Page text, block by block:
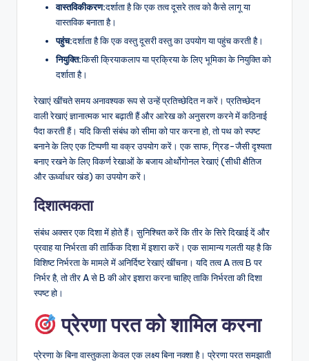
वास्तविकीकरण:दर्शाता है कि एक तत्व दूसरे तत्व को कैसे लागू या
वास्तविक बनाता है।
पहुंच:दर्शाता है कि एक वस्तु दूसरी वस्तु का उपयोग या पहुंच करती है।
नियुक्ति:किसी क्रियाकलाप या प्रक्रिया के लिए भूमिका के नियुक्ति को
दर्शाता है।
रेखाएं खींचते समय अनावश्यक रूप से उन्हें प्रतिच्छेदित न करें। प्रतिच्छेदन
वाली रेखाएं ज्ञानात्मक भार बढ़ाती हैं और आरेख को अनुसरण करने में कठिनाई
पैदा करती हैं। यदि किसी संबंध को सीमा को पार करना हो, तो पथ को स्पष्ट
बनाने के लिए एक टिप्पणी या वक्र उपयोग करें। एक साफ, ग्रिड-जैसी दृश्यता
बनाए रखने के लिए विकर्ण रेखाओं के बजाय ओर्थोगोनल रेखाएं (सीधी क्षैतिज
और ऊर्ध्वाधर खंड) का उपयोग करें।
दिशात्मकता
संबंध अक्सर एक दिशा में होते हैं। सुनिश्चित करें कि तीर के सिरे दिखाई दें और
प्रवाह या निर्भरता की तार्किक दिशा में इशारा करें। एक सामान्य गलती यह है कि
विशिष्ट निर्भरता के मामले में अनिर्दिष्ट रेखाएं खींचना। यदि तत्व A तत्व B पर
निर्भर है, तो तीर A से B की ओर इशारा करना चाहिए ताकि निर्भरता की दिशा
स्पष्ट हो।
प्रेरणा परत को शामिल करना
प्रेरणा के बिना वास्तुकला केवल एक लक्ष्य बिना नक्शा है। प्रेरणा परत समझाती